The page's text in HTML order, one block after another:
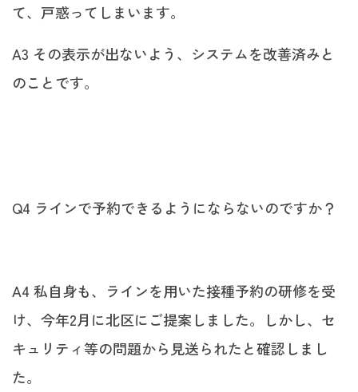
て、戸惑ってしまいます。
A3 その表示が出ないよう、システムを改善済みと
のことです。
Q4 ラインで予約できるようにならないのですか？
A4 私自身も、ラインを用いた接種予約の研修を受
け、今年2月に北区にご提案しました。しかし、セ
キュリティ等の問題から見送られたと確認しまし
た。